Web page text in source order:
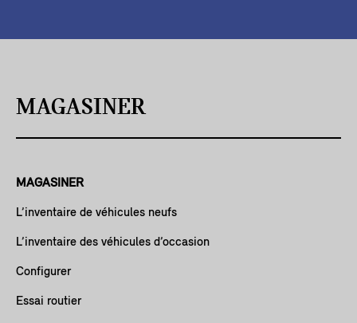
MAGASINER
MAGASINER
L’inventaire de véhicules neufs
L’inventaire des véhicules d’occasion
Configurer
Essai routier